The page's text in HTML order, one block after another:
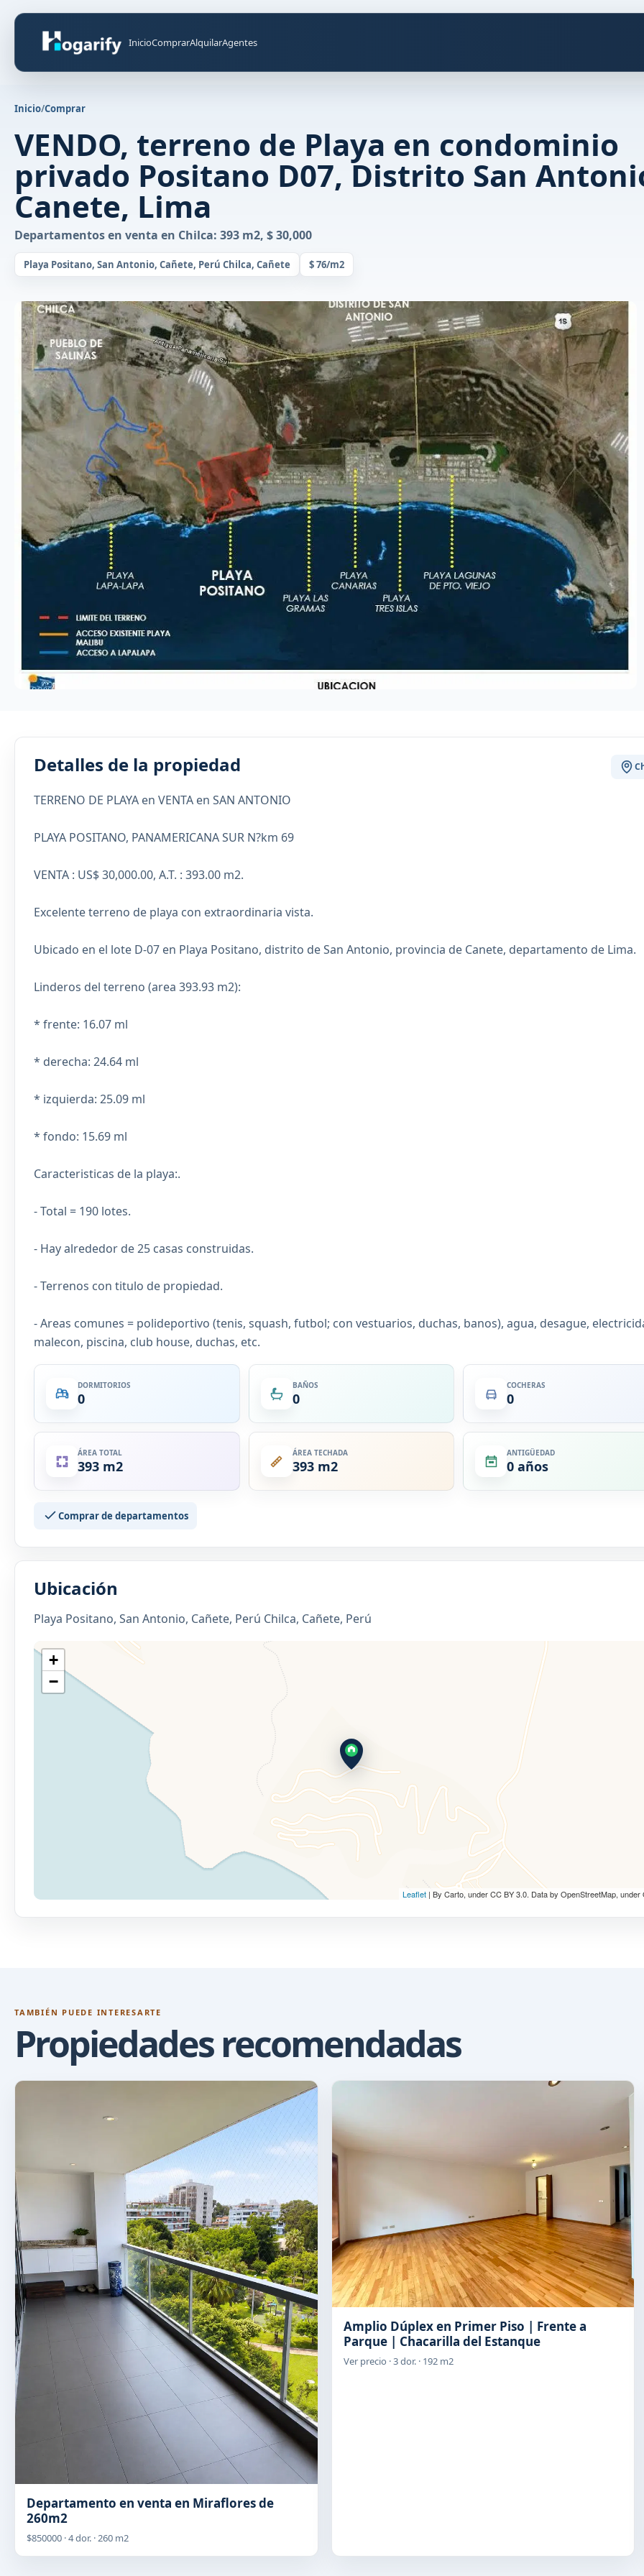
InicioComprarAlquilarAgentes
Inicio/Comprar
VENDO, terreno de Playa en condominio
privado Positano D07, Distrito San
Canete, Lima
Departamentos en venta en Chilca: 393 m2, $ 30,000
Playa Positano, San Antonio, Cañete, Perú Chilca, Cañete $ 76/m2
Detalles de la propiedad
TERRENO DE PLAYA en VENTA en SAN ANTONIO
PLAYA POSITANO, PANAMERICANA SUR N?km 69
VENTA : US$ 30,000.00, A.T. : 393.00 m2.
Excelente terreno de playa con extraordinaria vista.
Ubicado en el lote D-07 en Playa Positano, distrito de San Antonio, provincia de Canete, departamento de Lima.
Linderos del terreno (area 393.93 m2):
* frente: 16.07 ml
* derecha: 24.64 ml
* izquierda: 25.09 ml
* fondo: 15.69 ml
Caracteristicas de la playa:.
- Total = 190 lotes.
- Hay alrededor de 25 casas construidas.
- Terrenos con titulo de propiedad.
- Areas comunes = polideportivo (tenis, squash, futbol; con vestuarios, duchas, banos), agua, desague,
malecon, piscina, club house, duchas, etc.
DORMITORIOS
0
BAÑOS
0
COCHERAS
0
ÁREA TOTAL
393 m2
ÁREA TECHADA
393 m2
ANTIGÜEDAD
0 años
Comprar de departamentos
Ubicación
Playa Positano, San Antonio, Cañete, Perú Chilca, Cañete, Perú
+
−
Leaflet | By Carto, under CC BY 3.0. Data by OpenStreetMap, under
TAMBIÉN PUEDE INTERESARTE
Propiedades recomendadas
Departamento en venta en Miraflores de
260m2
$850000 · 4 dor. · 260 m2
Amplio Dúplex en Primer Piso | Frente a
Parque | Chacarilla del Estanque
Ver precio · 3 dor. · 192 m2